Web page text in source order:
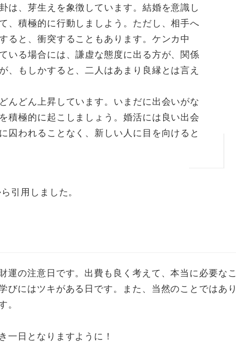
は、芽生えを象徴しています。結婚を意識し
、積極的に行動しましよう。ただし、相手へ
ると、衝突することもあります。ケンカ中
いる場合には、謙虚な態度に出る方が、関係
、もしかすると、二人はあまり良縁とは言え
んどん上昇しています。いまだに出会いがな
積極的に起こしましょう。婚活には良い出会
囚われることなく、新しい人に目を向けると
引用しました。
運の注意日です。出費も良く考えて、本当に必要なこ
びにはツキがある日です。また、当然のことではあり
。
一日となりますように！